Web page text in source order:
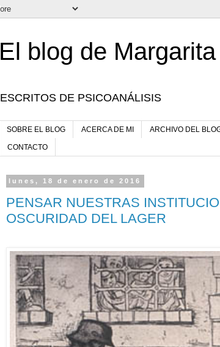
El blog de
ESCRITOS DE PSICOANÁLISIS
SOBRE EL BLOG ACERCA DE MI ARCHIVO DEL
CONTACTO
lunes, 18 de enero de 2016
PENSAR NUESTRAS
OSCURIDAD DEL LAGER